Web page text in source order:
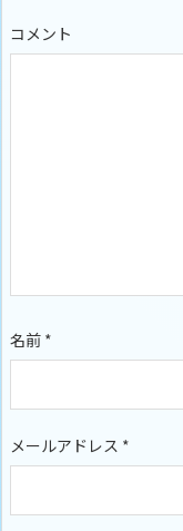
コメント
名前 *
メールアドレス *